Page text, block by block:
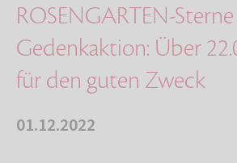
ROSENGARTEN-Sterne
Gedenkaktion: Über
für den guten Zweck
01.12.2022